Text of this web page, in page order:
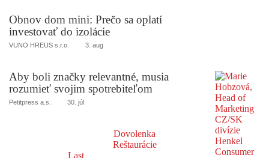
Obnov dom mini: Prečo sa oplatí
investovať do izolácie
VUNO HREUS s.r.o. 3. aug
Aby boli značky relevantné, musia
rozumieť svojim spotrebiteľom
Petitpress a.s. 30. júl
Dovolenka
Reštaurácie
Last